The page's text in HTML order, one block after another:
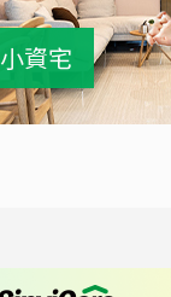
小資宅